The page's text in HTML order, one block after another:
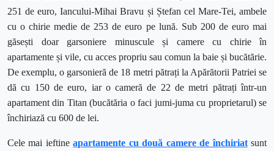
251 de euro, Iancului-Mihai Bravu și Ștefan cel Mare-Tei, ambele
cu o chirie medie de 253 de euro pe lună. Sub 200 de euro mai
găsești doar garsoniere minuscule și camere cu chirie în
apartamente și vile, cu acces propriu sau comun la baie și bucătărie.
De exemplu, o garsonieră de 18 metri pătrați la Apărătorii Patriei se
dă cu 150 de euro, iar o cameră de 22 de metri pătrați într-un
apartament din Titan (bucătăria o faci jumi-juma cu proprietarul) se
închiriază cu 600 de lei.
Cele mai ieftineapartamente cu două camere de închiriatsunt